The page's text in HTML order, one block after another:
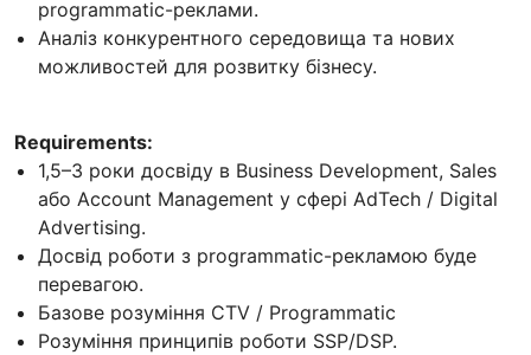
programmatic-реклами.
Аналіз конкурентного середовища та нових
можливостей для розвитку бізнесу.
Requirements:
1,5–3 роки досвіду в Business Development, Sales
або Account Management у сфері AdTech / Digital
Advertising.
Досвід роботи з programmatic-рекламою буде
перевагою.
Базове розуміння CTV / Programmatic
Розуміння принципів роботи SSP/DSP.